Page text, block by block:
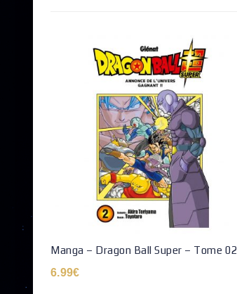
Manga – Dragon Ball Super – Tome 02
6.99€